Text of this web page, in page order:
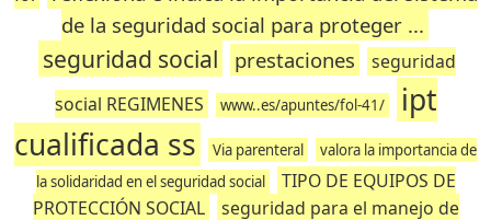
de la seguridad social para proteger ...
seguridad social prestaciones
seguridad
social REGIMENES
www..es/apuntes/fol-41/
ipt
cualificada ss
Via parenteral
valora la importancia de
la solidaridad en el seguridad social
TIPO DE EQUIPOS DE
PROTECCIÓN SOCIAL
seguridad para el manejo de